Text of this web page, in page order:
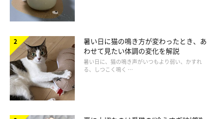
を優先。細菌感染が疑われる場合は、細菌を抑える抗生物質の投
与などをします。
一方、潰瘍性口内炎で、口臭があり、歯石や歯垢が見られるとき
は、全身麻酔を使用して歯石や歯垢の除去をすることも。また、
口の中の痛みが強く、歯を抜いたほうがよい場合は、抜歯をする
こともあるようです。重度の状態では全抜歯と免疫抑制療法が必
要になります。
暑い日に猫の鳴き方が変わったとき、あ
わせて見たい体調の変化を解説
暑い日に、猫の鳴き声がいつもより弱い、かすれ
る、しつこく鳴く …